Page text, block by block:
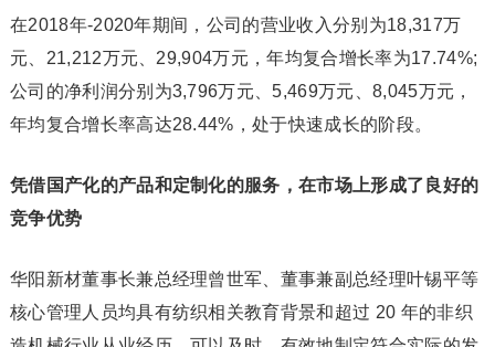
在2018年-2020年期间，公司的营业收入分别为18,317万
元、21,212万元、29,904万元，年均复合增长率为17.74%;
公司的净利润分别为3,796万元、5,469万元、8,045万元，
年均复合增长率高达28.44%，处于快速成长的阶段。
凭借国产化的产品和定制化的服务，在市场上形成了良好的
竞争优势
华阳新材董事长兼总经理曾世军、董事兼副总经理叶锡平等
核心管理人员均具有纺织相关教育背景和超过 20 年的非织